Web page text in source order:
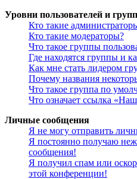
Уровни пользователей и
Кто такие
Кто такие модераторы?
Что такое группы
Где находятся группы и
Как мне стать лидером
Почему названия
Что такое группа по
Что означает ссылка
Личные сообщения
Я не могу отправить
Я постоянно получаю
сообщения!
Я получил спам или
этой конференции!